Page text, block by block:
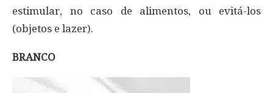
estimular, no caso de alimentos, ou evitá-los
(objetos e lazer).
BRANCO